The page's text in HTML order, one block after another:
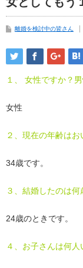
離婚を検討中の皆さん
１、 女性ですか？
女性
２、現在の年齢はお
34歳です。
３、結婚したのは何
24歳のときです。
４、お子さんは何人